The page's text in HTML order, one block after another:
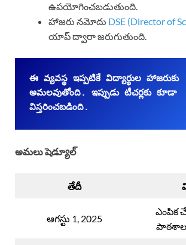
ఉపయోగించబడుతుంది.
హాజరు నమోదు DSE (Director of
యాప్ ద్వారా జరుగుతుంది.
ఈ వ్యవస్థ ఇప్పటికే విద్యార్థుల హాజరుకు
అమలవుతోంది. ఇప్పుడు టీచర్లకు కూడా
విస్తరించబడింది.
అమలు షెడ్యూల్
తేదీ
ఆగస్టు 1, 2025
ఎంపిక